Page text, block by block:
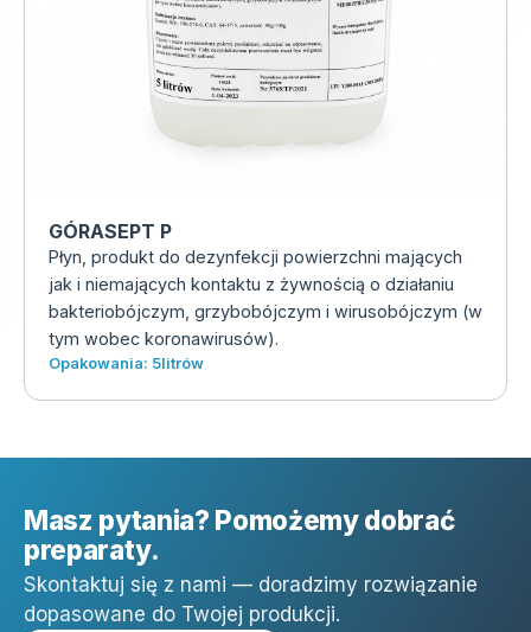
GÓRASEPT P
Płyn, produkt do dezynfekcji powierzchni mających
jak i niemających kontaktu z żywnością o działaniu
bakteriobójczym, grzybobójczym i wirusobójczym (w
tym wobec koronawirusów).
Opakowania: 5litrów
Masz pytania? Pomożemy dobrać
preparaty.
Skontaktuj się z nami — doradzimy rozwiązanie
dopasowane do Twojej produkcji.